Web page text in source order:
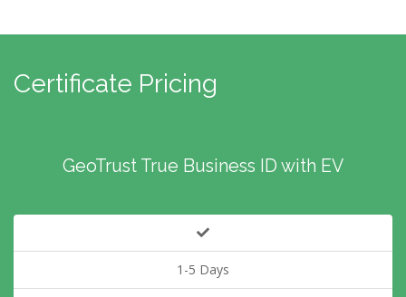
Certificate Pricing
GeoTrust True Business ID with EV
1-5 Days